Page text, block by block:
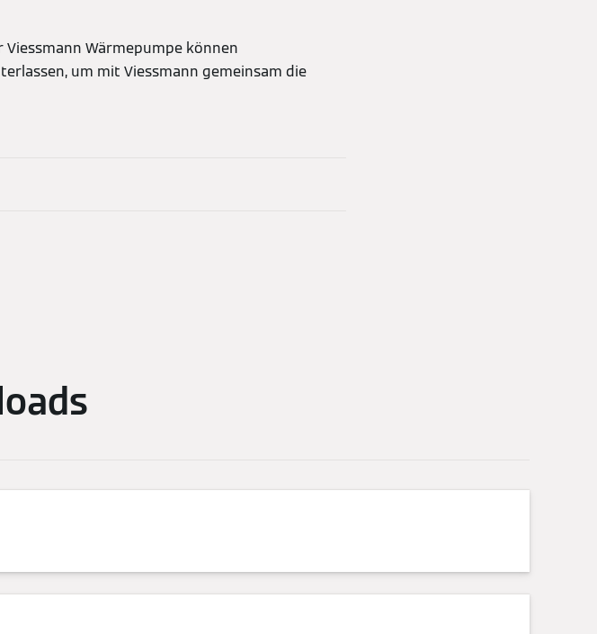
Wärmepumpe können
um mit Viessmann gemeinsam die